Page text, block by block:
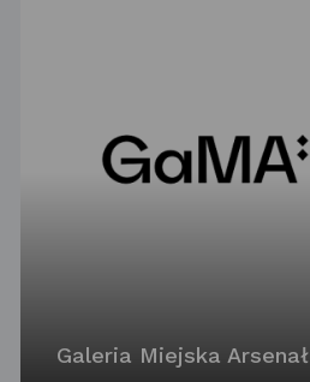
Galeria Miejska Arsenał